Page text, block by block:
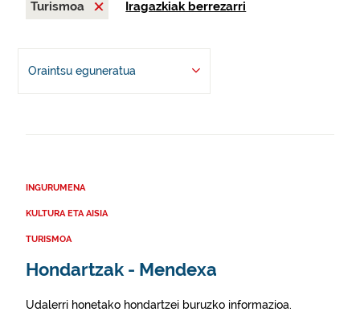
Turismoa
Iragazkiak berrezarri
Oraintsu eguneratua
INGURUMENA
KULTURA ETA AISIA
TURISMOA
Hondartzak - Mendexa
Udalerri honetako hondartzei buruzko informazioa.